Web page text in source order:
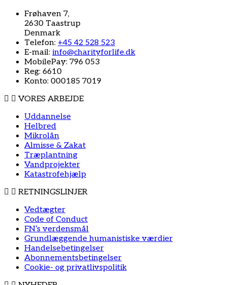
Frøhaven 7,
2630 Taastrup
Denmark
Telefon: +45 42 528 523
E-mail: info@charityforlife.dk
MobilePay: 796 053
Reg: 6610
Konto: 000185 7019
VORES ARBEJDE
Uddannelse
Helbred
Mikrolån
Almisse & Zakat
Træplantning
Vandprojekter
Katastrofehjælp
RETNINGSLINJER
Vedtægter
Code of Conduct
FN’s verdensmål
Grundlæggende humanistiske værdier
Handelsebetingelser
Abonnementsbetingelser
Cookie- og privatlivspolitik